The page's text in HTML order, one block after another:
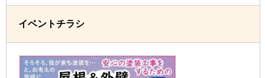
イベントチラシ